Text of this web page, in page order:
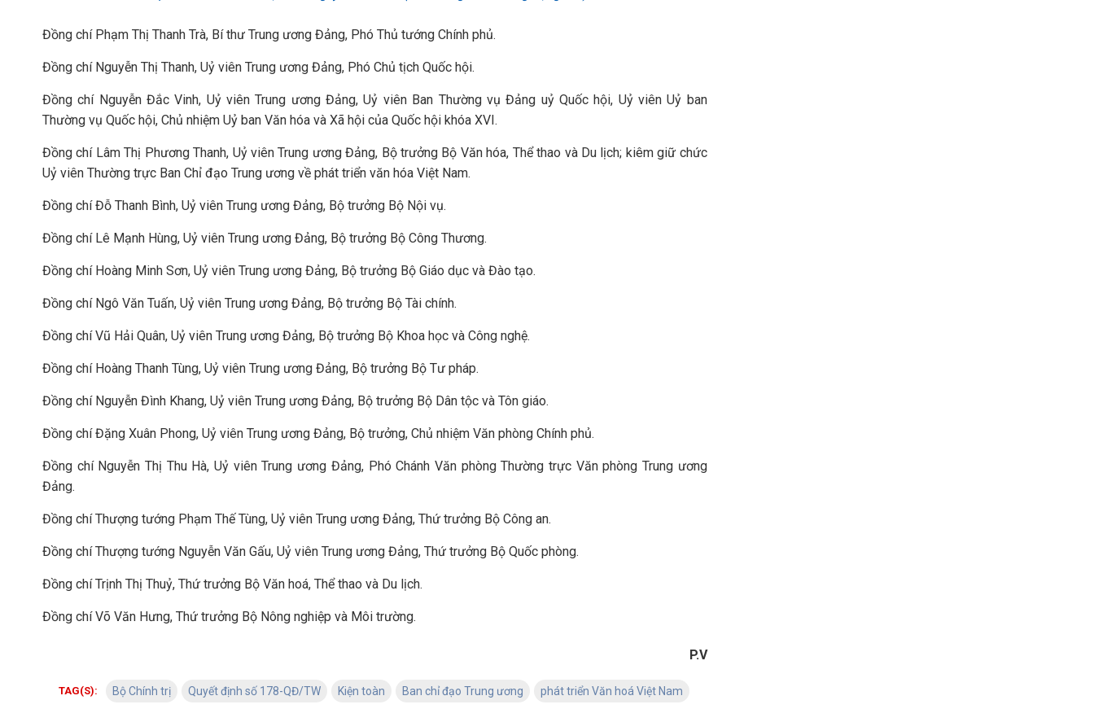
Đồng chí Phạm Thị Thanh Trà, Bí thư Trung ương Đảng, Phó Thủ tướng Chính phủ.
Đồng chí Nguyễn Thị Thanh, Uỷ viên Trung ương Đảng, Phó Chủ tịch Quốc hội.
Đồng chí Nguyễn Đắc Vinh, Uỷ viên Trung ương Đảng, Uỷ viên Ban Thường vụ Đảng uỷ Quốc hội, Uỷ viên Uỷ ban
Thường vụ Quốc hội, Chủ nhiệm Uỷ ban Văn hóa và Xã hội của Quốc hội khóa XVI.
Đồng chí Lâm Thị Phương Thanh, Uỷ viên Trung ương Đảng, Bộ trưởng Bộ Văn hóa, Thể thao và Du lịch; kiêm giữ chức
Uỷ viên Thường trực Ban Chỉ đạo Trung ương về phát triển văn hóa Việt Nam.
Đồng chí Đỗ Thanh Bình, Uỷ viên Trung ương Đảng, Bộ trưởng Bộ Nội vụ.
Đồng chí Lê Mạnh Hùng, Uỷ viên Trung ương Đảng, Bộ trưởng Bộ Công Thương.
Đồng chí Hoàng Minh Sơn, Uỷ viên Trung ương Đảng, Bộ trưởng Bộ Giáo dục và Đào tạo.
Đồng chí Ngô Văn Tuấn, Uỷ viên Trung ương Đảng, Bộ trưởng Bộ Tài chính.
Đồng chí Vũ Hải Quân, Uỷ viên Trung ương Đảng, Bộ trưởng Bộ Khoa học và Công nghệ.
Đồng chí Hoàng Thanh Tùng, Uỷ viên Trung ương Đảng, Bộ trưởng Bộ Tư pháp.
Đồng chí Nguyễn Đình Khang, Uỷ viên Trung ương Đảng, Bộ trưởng Bộ Dân tộc và Tôn giáo.
Đồng chí Đặng Xuân Phong, Uỷ viên Trung ương Đảng, Bộ trưởng, Chủ nhiệm Văn phòng Chính phủ.
Đồng chí Nguyễn Thị Thu Hà, Uỷ viên Trung ương Đảng, Phó Chánh Văn phòng Thường trực Văn phòng Trung ương
Đảng.
Đồng chí Thượng tướng Phạm Thế Tùng, Uỷ viên Trung ương Đảng, Thứ trưởng Bộ Công an.
Đồng chí Thượng tướng Nguyễn Văn Gấu, Uỷ viên Trung ương Đảng, Thứ trưởng Bộ Quốc phòng.
Đồng chí Trịnh Thị Thuỷ, Thứ trưởng Bộ Văn hoá, Thể thao và Du lịch.
Đồng chí Võ Văn Hưng, Thứ trưởng Bộ Nông nghiệp và Môi trường.
P.V
TAG(S): Bộ Chính trị Quyết định số 178-QĐ/TW Kiện toàn Ban chỉ đạo Trung ương phát triển Văn hoá Việt Nam